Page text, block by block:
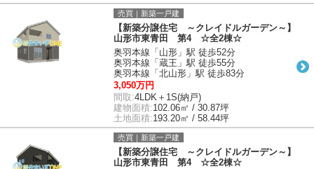
売買｜新築一戸建
【新築分譲住宅 ～クレイドルガーデン～】
山形市東青田 第4 ☆全2棟☆
奥羽本線「山形」駅 徒歩52分
奥羽本線「蔵王」駅 徒歩55分
奥羽本線「北山形」駅 徒歩83分
3,050万円
間取:4LDK＋1S(納戸)
建物面積:102.06㎡ / 30.87坪
土地面積:193.20㎡ / 58.44坪
売買｜新築一戸建
【新築分譲住宅 ～クレイドルガーデン～】
山形市東青田 第4 ☆全2棟☆